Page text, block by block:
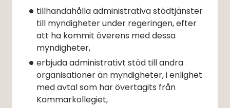
tillhandahålla administrativa stödtjänster
till myndigheter under regeringen, efter
att ha kommit överens med dessa
myndigheter,
erbjuda administrativt stöd till andra
organisationer än myndigheter, i enlighet
med avtal som har övertagits från
Kammarkollegiet,